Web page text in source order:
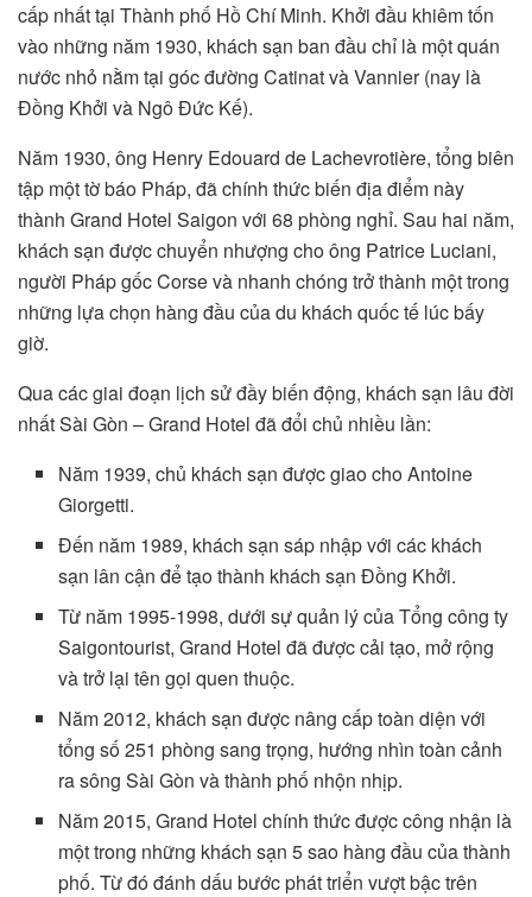
cấp nhất tại Thành phố Hồ Chí Minh. Khởi đầu khiêm tốn
vào những năm 1930, khách sạn ban đầu chỉ là một quán
nước nhỏ nằm tại góc đường Catinat và Vannier (nay là
Đồng Khởi và Ngô Đức Kế).
Năm 1930, ông Henry Edouard de Lachevrotière, tổng biên
tập một tờ báo Pháp, đã chính thức biến địa điểm này
thành Grand Hotel Saigon với 68 phòng nghỉ. Sau hai năm,
khách sạn được chuyển nhượng cho ông Patrice Luciani,
người Pháp gốc Corse và nhanh chóng trở thành một trong
những lựa chọn hàng đầu của du khách quốc tế lúc bấy
giờ.
Qua các giai đoạn lịch sử đầy biến động, khách sạn lâu đời
nhất Sài Gòn – Grand Hotel đã đổi chủ nhiều lần:
Năm 1939, chủ khách sạn được giao cho Antoine
Giorgetti.
Đến năm 1989, khách sạn sáp nhập với các khách
sạn lân cận để tạo thành khách sạn Đồng Khởi.
Từ năm 1995-1998, dưới sự quản lý của Tổng công ty
Saigontourist, Grand Hotel đã được cải tạo, mở rộng
và trở lại tên gọi quen thuộc.
Năm 2012, khách sạn được nâng cấp toàn diện với
tổng số 251 phòng sang trọng, hướng nhìn toàn cảnh
ra sông Sài Gòn và thành phố nhộn nhịp.
Năm 2015, Grand Hotel chính thức được công nhận là
một trong những khách sạn 5 sao hàng đầu của thành
phố. Từ đó đánh dấu bước phát triển vượt bậc trên